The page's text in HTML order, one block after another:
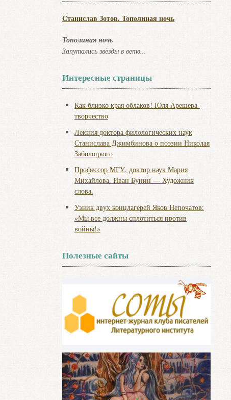
Станислав Зотов. Тополиная ночь
Тополиная ночь
Запутались звёзды в ветв...
Интересные страницы
Как близко края облаков! Юля Арешева-
творчество
Лекция доктора филологических наук
Станислава Джимбинова о поэзии Николая
Заболоцкого
Профессор МГУ, доктор наук Мария
Михайлова. Иван Бунин — Художник
слова.
Узник двух концлагерей Яков Непочатов:
«Мы все должны сплотиться против
войны!»
Полезные сайты